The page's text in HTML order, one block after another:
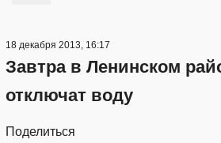
18 декабря 2013, 16:17
Завтра в Ленинском
отключат воду
Поделиться